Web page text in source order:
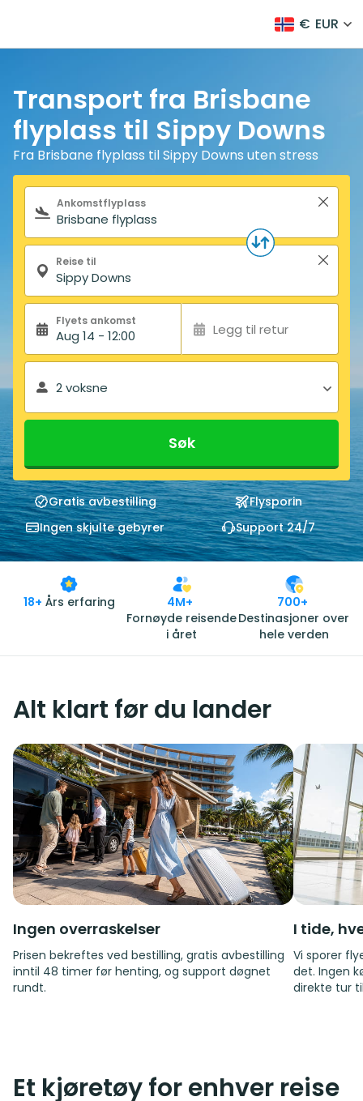
€ EUR
Transport fra Brisbane
flyplass til Sippy Downs
Fra Brisbane flyplass til Sippy Downs uten stress
Søkeskjema
Ankomstflyplass
Reise til
Flyets ankomst
Aug 14 - 12:00 Legg til retur
2 voksne
Søk
Gratis avbestilling
Flysporin
Ingen skjulte gebyrer
Support 24/7
18+ Års erfaring
4M+
Fornøyde reisende
i året
700+
Destinasjoner over
hele verden
Alt klart før du lander
Ingen overraskelser
Prisen bekreftes ved bestilling, gratis avbestilling
inntil 48 timer før henting, og support døgnet
rundt.
I tide,
Vi sporer
det. Ingen
direkte tur
Et kjøretøy for enhver reise